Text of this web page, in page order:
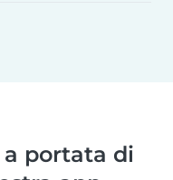
a portata di